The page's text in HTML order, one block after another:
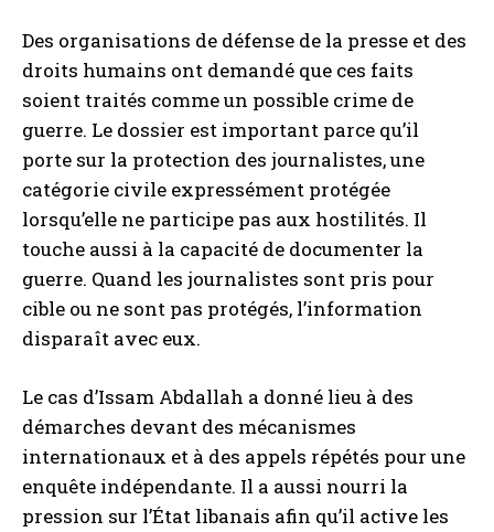
Des organisations de défense de la presse et des
droits humains ont demandé que ces faits
soient traités comme un possible crime de
guerre. Le dossier est important parce qu’il
porte sur la protection des journalistes, une
catégorie civile expressément protégée
lorsqu’elle ne participe pas aux hostilités. Il
touche aussi à la capacité de documenter la
guerre. Quand les journalistes sont pris pour
cible ou ne sont pas protégés, l’information
disparaît avec eux.
Le cas d’Issam Abdallah a donné lieu à des
démarches devant des mécanismes
internationaux et à des appels répétés pour une
enquête indépendante. Il a aussi nourri la
pression sur l’État libanais afin qu’il active les